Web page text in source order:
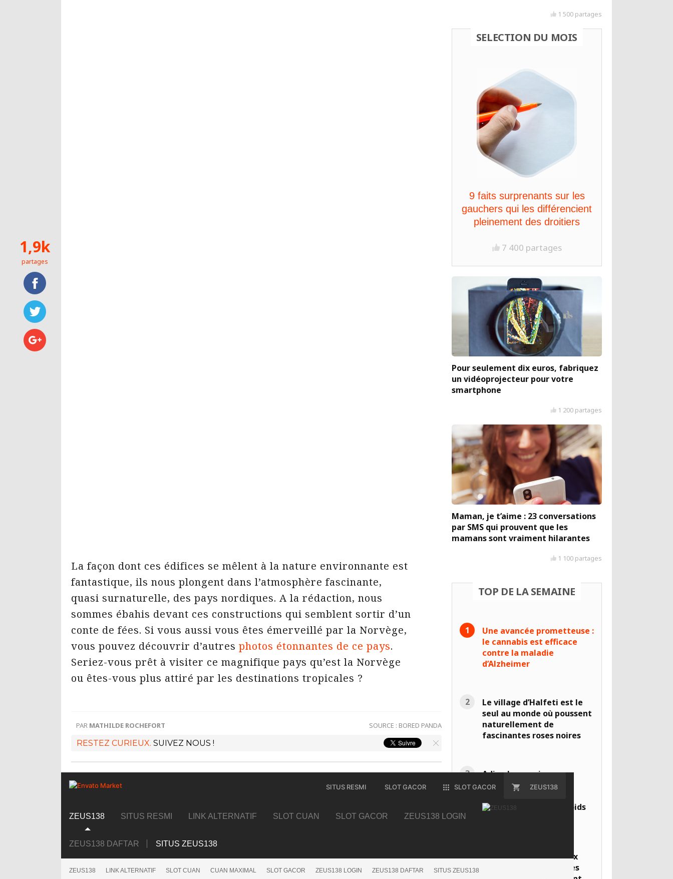
La façon dont ces édifices se mêlent à la nature environnante est
fantastique, ils nous plongent dans l’atmosphère fascinante,
quasi surnaturelle, des pays nordiques. A la rédaction, nous
sommes ébahis devant ces constructions qui semblent sortir d’un
conte de fées. Si vous aussi vous êtes émerveillé par la Norvège,
vous pouvez découvrir d’autres photos étonnantes de ce pays.
Seriez-vous prêt à visiter ce magnifique pays qu’est la Norvège
ou êtes-vous plus attiré par les destinations tropicales ?
SOURCE : BORED PANDA
PAR MATHILDE ROCHEFORT
RESTEZ CURIEUX. SUIVEZ NOUS !
SITUS RESMI SLOT GACOR SLOT GACOR ZEUS138
ZEUS138 SITUS RESMI LINK ALTERNATIF SLOT CUAN SLOT GACOR ZEUS138 LOGIN
ZEUS138 DAFTAR SITUS ZEUS138
ZEUS138 LINK ALTERNATIF SLOT CUAN CUAN MAXIMAL SLOT GACOR ZEUS138 LOGIN ZEUS138 DAFTAR SITUS ZEUS138
1 500 partages
SELECTION DU MOIS
9 faits surprenants sur les
gauchers qui les différencient
pleinement des droitiers
7 400 partages
Pour seulement dix euros, fabriquez
un vidéoprojecteur pour votre
smartphone
1 200 partages
Maman, je t’aime : 23 conversations
par SMS qui prouvent que les
mamans sont vraiment hilarantes
1 100 partages
TOP DE LA SEMAINE
Une avancée prometteuse :
le cannabis est efficace
contre la maladie
d’Alzheimer
Le village d’Halfeti est le
seul au monde où poussent
naturellement de
fascinantes roses noires
Adieu les camions
polluants : la Suède
électriques pour les poids
Patrick redonne vie aux
murs austères des villes
1,9k
partages